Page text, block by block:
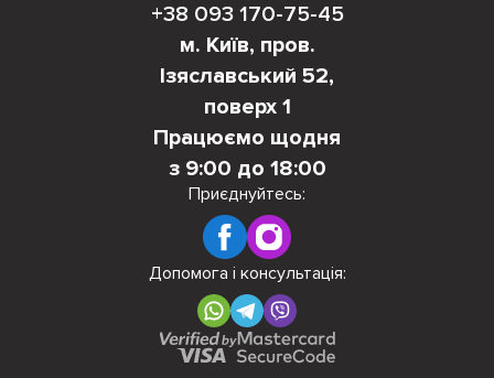
+38 093 170-75-45
м. Київ, пров.
Ізяславський 52,
поверх 1
Працюємо щодня
з 9:00 до 18:00
Приєднуйтесь:
Допомога і консультація: